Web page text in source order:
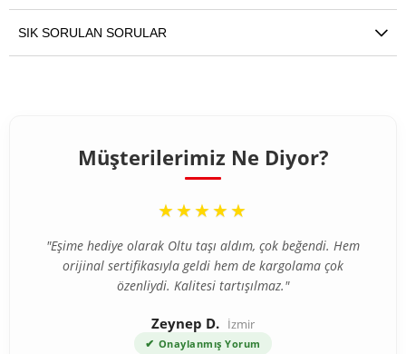
SIK SORULAN SORULAR
Müşterilerimiz Ne Diyor?
“
★★★★★
"Eşime hediye olarak Oltu taşı aldım, çok beğendi. Hem
orijinal sertifikasıyla geldi hem de kargolama çok
özenliydi. Kalitesi tartışılmaz."
Zeynep D. İzmir
✔ Onaylanmış Yorum